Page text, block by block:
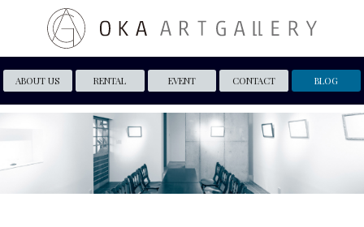
ABOUT US RENTAL EVENT CONTACT BLOG